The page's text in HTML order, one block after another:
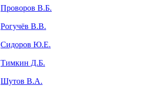
Проворов В.Б.
Рогучёв В.В.
Сидоров Ю.Е.
Тимкин Д.Б.
Шутов В.А.